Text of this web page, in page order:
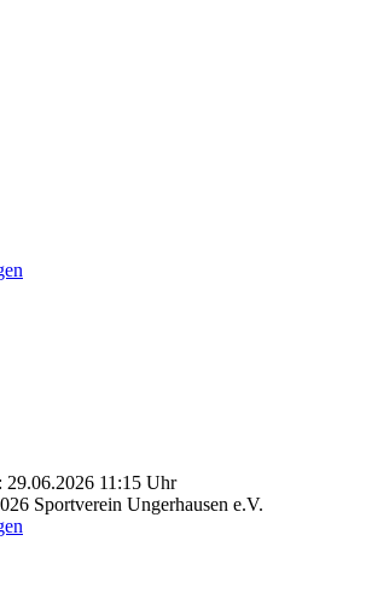
11:15 Uhr
Sportverein Ungerhausen e.V.